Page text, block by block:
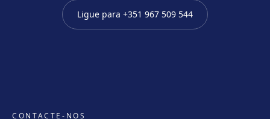
Ligue para +351 967 509 544
CONTACTE-NOS